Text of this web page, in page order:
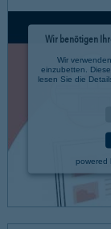
Wir benötigen
Wir
einzubetten.
lesen Sie die
powered